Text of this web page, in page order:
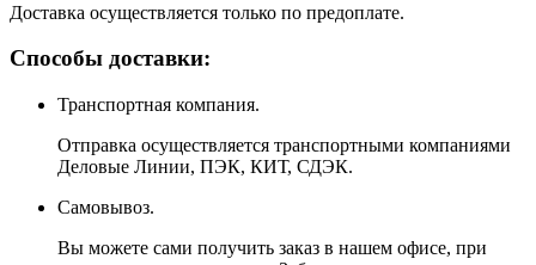
Доставка осуществляется только по предоплате.
Способы доставки:
Транспортная компания.
Отправка осуществляется транспортными компаниями
Деловые Линии, ПЭК, КИТ, СДЭК.
Самовывоз.
Вы можете сами получить заказ в нашем офисе, при